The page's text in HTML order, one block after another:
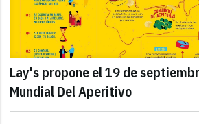
Lay's propone el 19 de
Mundial Del Aperitivo